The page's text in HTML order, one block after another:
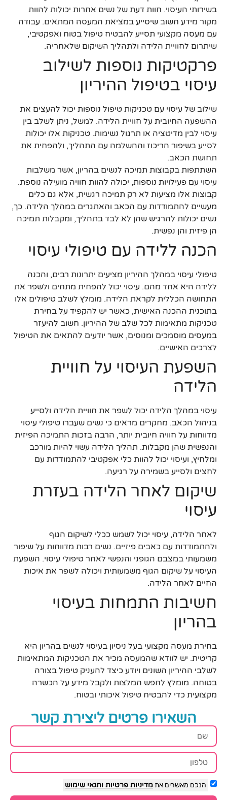
בשירותי העיסוי. חוות דעת של נשים אחרות יכולות להוות
מקור מידע חשוב שיסייע במציאת המעסה המתאים. עבודה
עם מעסה מקצועי תסייע להבטיח טיפול בטוח ואפקטיבי,
שיתרום לחוויית הלידה ולתהליך השיקום שלאחריה.
פרקטיקות נוספות לשילוב
עיסוי בטיפול ההיריון
שילוב של עיסוי עם טכניקות טיפול נוספות יכול להעצים את
ההשפעה החיובית על חוויית הלידה. למשל, ניתן לשלב בין
עיסוי לבין מדיטציה או תרגול נשימות. טכניקות אלו יכולות
לסייע בשיפור הריכוז וההשלמה עם התהליך, ולהפחית את
תחושת הכאב.
השתתפות בקבוצות תמיכה לנשים בהריון, אשר משלבות
עיסוי עם פעילויות נוספות, יכולה להוות חוויה מועילה נוספת.
קבוצות אלו מציעות לא רק תמיכה רגשית, אלא גם כלים
מעשיים להתמודדות עם הכאב והאתגרים במהלך הלידה. כך,
נשים יכולות להרגיש שהן לא לבד בתהליך, ומקבלות תמיכה
הן פיזית והן נפשית.
הכנה ללידה עם טיפולי עיסוי
טיפולי עיסוי במהלך ההיריון מציעים יתרונות רבים, והכנה
ללידה היא אחד מהם. עיסוי יכול להפחית מתחים ולשפר את
התחושה הכללית לקראת הלידה. מומלץ לשלב טיפולים אלו
בתוכנית ההכנה האישית, כאשר יש להקפיד על בחירת
טכניקות מתאימות לכל שלב של ההיריון. חשוב להיעזר
במעסים מוסמכים ומנוסים, אשר יודעים להתאים את הטיפול
לצרכים האישיים.
השפעת העיסוי על חוויית
הלידה
עיסוי במהלך הלידה יכול לשפר את חוויית הלידה ולסייע
בניהול הכאב. מחקרים מראים כי נשים שעברו טיפולי עיסוי
מדווחות על חוויה חיובית יותר, הרבה בזכות התמיכה הפיזית
והנפשית שהן מקבלות. תהליך הלידה עשוי להיות מורכב
ומלחיץ, ועיסוי יכול להוות כלי אפקטיבי להתמודדות עם
לחצים ולסייע בשמירה על רגיעה.
שיקום לאחר הלידה בעזרת
עיסוי
לאחר הלידה, עיסוי יכול לשמש ככלי לשיקום הגוף
ולהתמודדות עם כאבים פיזיים. נשים רבות מדווחות על שיפור
משמעותי במצבם הגופני והנפשי לאחר טיפולי עיסוי. השפעת
העיסוי על שיקום הגוף משמעותית ויכולה לשפר את איכות
החיים לאחר הלידה.
חשיבות התמחות בעיסוי
בהריון
בחירת מעסה מקצועי בעל ניסיון בעיסוי לנשים בהריון היא
קריטית. יש לוודא שהמעסה מכיר את הטכניקות המתאימות
לשלבי ההיריון השונים ויודע כיצד להעניק טיפול בצורה
בטוחה. מומלץ לחפש המלצות ולקבל מידע על הכשרה
מקצועית כדי להבטיח טיפול איכותי ובטוח.
השאירו פרטים ליצירת קשר
הנכם מאשרים אתמדיניות פרטיות ותנאי שימוש